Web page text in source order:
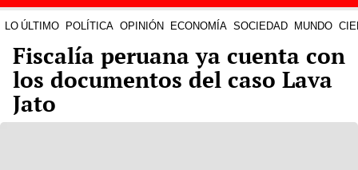
LO ÚLTIMO POLÍTICA OPINIÓN ECONOMÍA SOCIEDAD MUNDO
Fiscalía peruana ya cuenta con
los documentos del caso Lava
Jato